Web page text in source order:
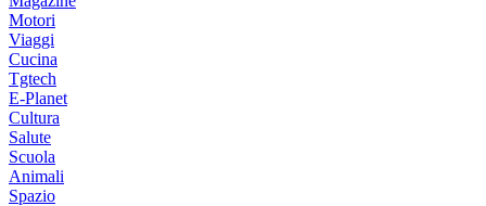
Motori
Viaggi
Cucina
Tgtech
E-Planet
Cultura
Salute
Scuola
Animali
Spazio